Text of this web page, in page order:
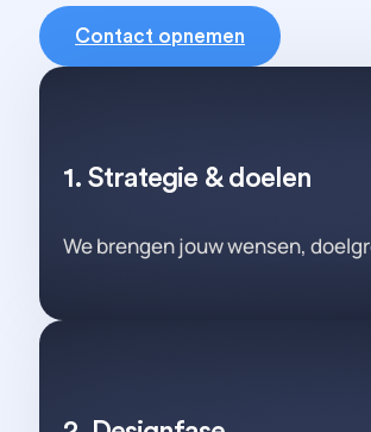
Contact opnemen
1. Strategie & doelen
We brengen jouw wensen,